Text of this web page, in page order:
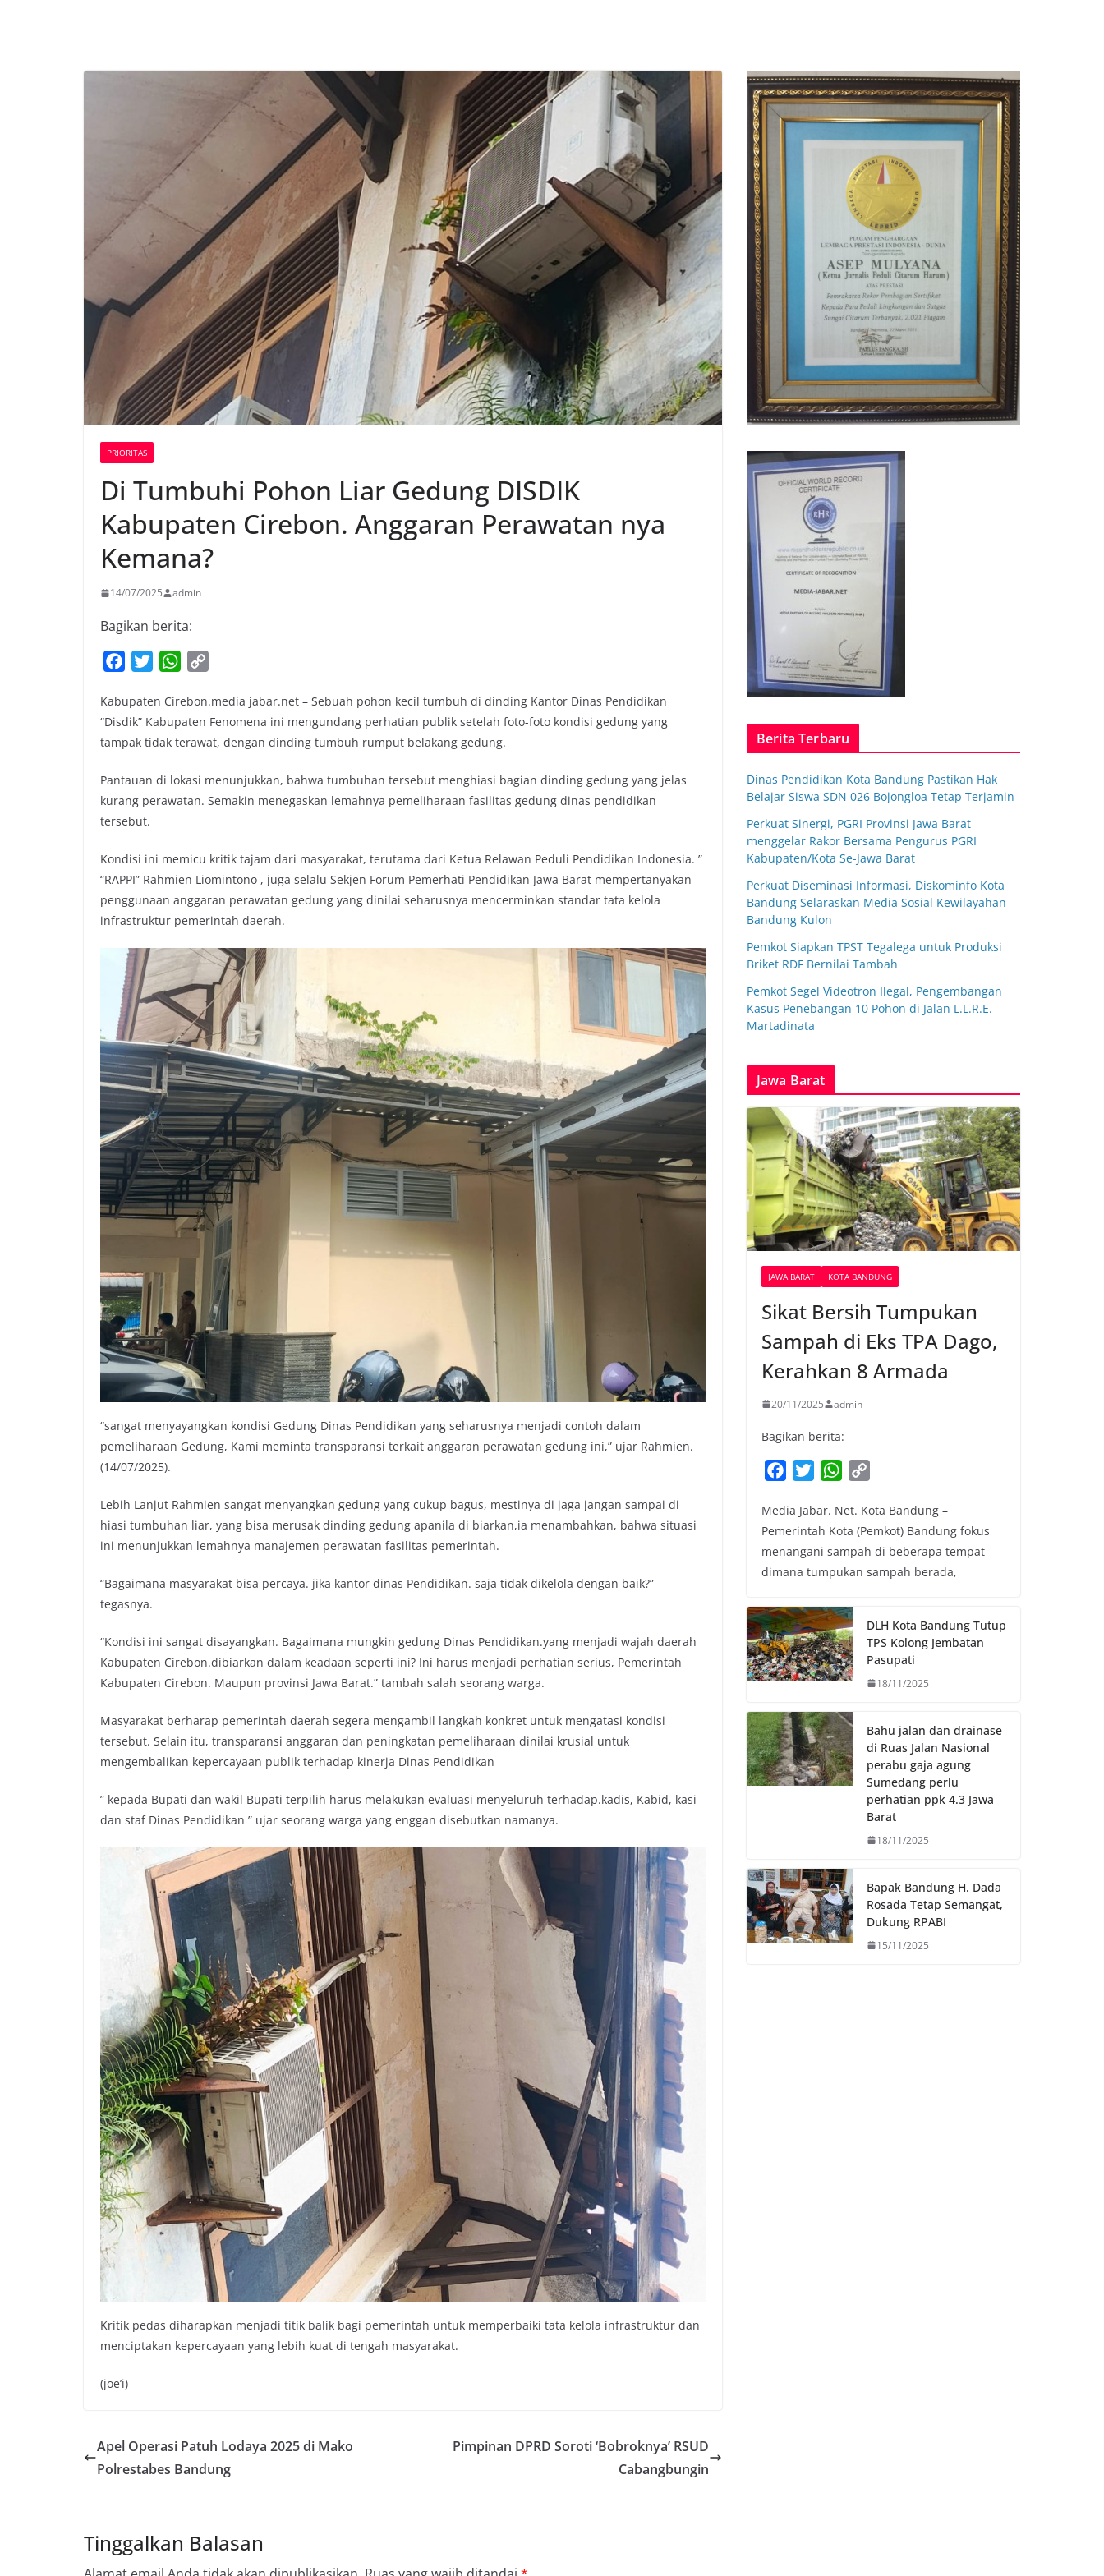
PRIORITAS
Di Tumbuhi Pohon Liar Gedung DISDIK
Kabupaten Cirebon. Anggaran Perawatan nya
Kemana?
14/07/2025 admin
Bagikan berita:
c
e
b
o
k
i
t
t
r
W
a
t
s
p
p
p
y
L
n
k
Kabupaten Cirebon.media jabar.net – Sebuah pohon kecil tumbuh di dinding Kantor Dinas Pendidikan
“Disdik” Kabupaten Fenomena ini mengundang perhatian publik setelah foto-foto kondisi gedung yang
tampak tidak terawat, dengan dinding tumbuh rumput belakang gedung.
Pantauan di lokasi menunjukkan, bahwa tumbuhan tersebut menghiasi bagian dinding gedung yang jelas
kurang perawatan. Semakin menegaskan lemahnya pemeliharaan fasilitas gedung dinas pendidikan
tersebut.
Kondisi ini memicu kritik tajam dari masyarakat, terutama dari Ketua Relawan Peduli Pendidikan Indonesia. ”
“RAPPI” Rahmien Liomintono , juga selalu Sekjen Forum Pemerhati Pendidikan Jawa Barat mempertanyakan
penggunaan anggaran perawatan gedung yang dinilai seharusnya mencerminkan standar tata kelola
infrastruktur pemerintah daerah.
“sangat menyayangkan kondisi Gedung Dinas Pendidikan yang seharusnya menjadi contoh dalam
pemeliharaan Gedung, Kami meminta transparansi terkait anggaran perawatan gedung ini,” ujar Rahmien.
(14/07/2025).
Lebih Lanjut Rahmien sangat menyangkan gedung yang cukup bagus, mestinya di jaga jangan sampai di
hiasi tumbuhan liar, yang bisa merusak dinding gedung apanila di biarkan,ia menambahkan, bahwa situasi
ini menunjukkan lemahnya manajemen perawatan fasilitas pemerintah.
“Bagaimana masyarakat bisa percaya. jika kantor dinas Pendidikan. saja tidak dikelola dengan baik?”
tegasnya.
“Kondisi ini sangat disayangkan. Bagaimana mungkin gedung Dinas Pendidikan.yang menjadi wajah daerah
Kabupaten Cirebon.dibiarkan dalam keadaan seperti ini? Ini harus menjadi perhatian serius, Pemerintah
Kabupaten Cirebon. Maupun provinsi Jawa Barat.” tambah salah seorang warga.
Masyarakat berharap pemerintah daerah segera mengambil langkah konkret untuk mengatasi kondisi
tersebut. Selain itu, transparansi anggaran dan peningkatan pemeliharaan dinilai krusial untuk
mengembalikan kepercayaan publik terhadap kinerja Dinas Pendidikan
” kepada Bupati dan wakil Bupati terpilih harus melakukan evaluasi menyeluruh terhadap.kadis, Kabid, kasi
dan staf Dinas Pendidikan ” ujar seorang warga yang enggan disebutkan namanya.
Kritik pedas diharapkan menjadi titik balik bagi pemerintah untuk memperbaiki tata kelola infrastruktur dan
menciptakan kepercayaan yang lebih kuat di tengah masyarakat.
(joe’i)
Apel Operasi Patuh Lodaya 2025 di Mako
Polrestabes Bandung
Pimpinan DPRD Soroti ‘Bobroknya’ RSUD
Cabangbungin
Tinggalkan Balasan
Berita Terbaru
Dinas Pendidikan Kota Bandung Pastikan Hak
Belajar Siswa SDN 026 Bojongloa Tetap Terjamin
Perkuat Sinergi, PGRI Provinsi Jawa Barat
menggelar Rakor Bersama Pengurus PGRI
Kabupaten/Kota Se-Jawa Barat
Perkuat Diseminasi Informasi, Diskominfo Kota
Bandung Selaraskan Media Sosial Kewilayahan
Bandung Kulon
Pemkot Siapkan TPST Tegalega untuk Produksi
Briket RDF Bernilai Tambah
Pemkot Segel Videotron Ilegal, Pengembangan
Kasus Penebangan 10 Pohon di Jalan L.L.R.E.
Martadinata
Jawa Barat
JAWA BARAT KOTA BANDUNG
Sikat Bersih Tumpukan
Sampah di Eks TPA Dago,
Kerahkan 8 Armada
20/11/2025 admin
Bagikan berita:
c
e
b
o
k
i
t
t
e
W
a
t
s
A
p
p
y
L
i
k
Media Jabar. Net. Kota Bandung –
Pemerintah Kota (Pemkot) Bandung fokus
menangani sampah di beberapa tempat
dimana tumpukan sampah berada,
DLH Kota Bandung Tutup
TPS Kolong Jembatan
Pasupati
18/11/2025
Bahu jalan dan drainase
di Ruas Jalan Nasional
perabu gaja agung
Sumedang perlu
perhatian ppk 4.3 Jawa
Barat
18/11/2025
Bapak Bandung H. Dada
Rosada Tetap Semangat,
Dukung RPABI
15/11/2025